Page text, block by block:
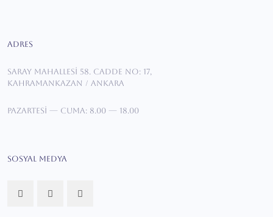
ADRES
Saray Mahallesi 58. Cadde No: 17,
KAHRAMANKAZAN / ANKARA
Pazartesi — Cuma: 8.00 — 18.00
SOSYAL MEDYA